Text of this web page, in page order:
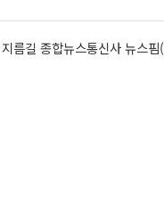
름길 종합뉴스통신사 뉴스